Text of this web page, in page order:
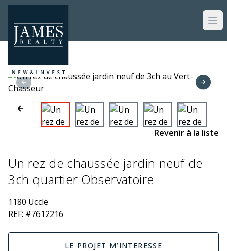
Skip to main content
Revenir à la liste
Un rez de chaussée jardin neuf de
3ch quartier Observatoire
1180 Uccle
REF: #7612216
LE PROJET M’INTERESSE